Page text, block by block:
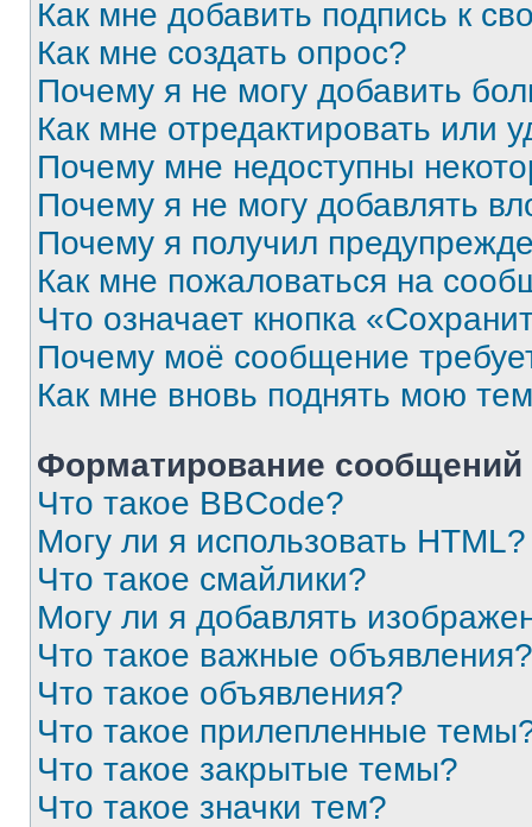
Как мне добавить подпись к
Как мне создать опрос?
Почему я не могу добавить
Как мне отредактировать или
Почему мне недоступны
Почему я не могу добавлять
Почему я получил
Как мне пожаловаться на
Что означает кнопка
Почему моё сообщение
Как мне вновь поднять мою
Форматирование
Что такое BBCode?
Могу ли я использовать HTML?
Что такое смайлики?
Могу ли я добавлять
Что такое важные объявления?
Что такое объявления?
Что такое прилепленные
Что такое закрытые темы?
Что такое значки тем?